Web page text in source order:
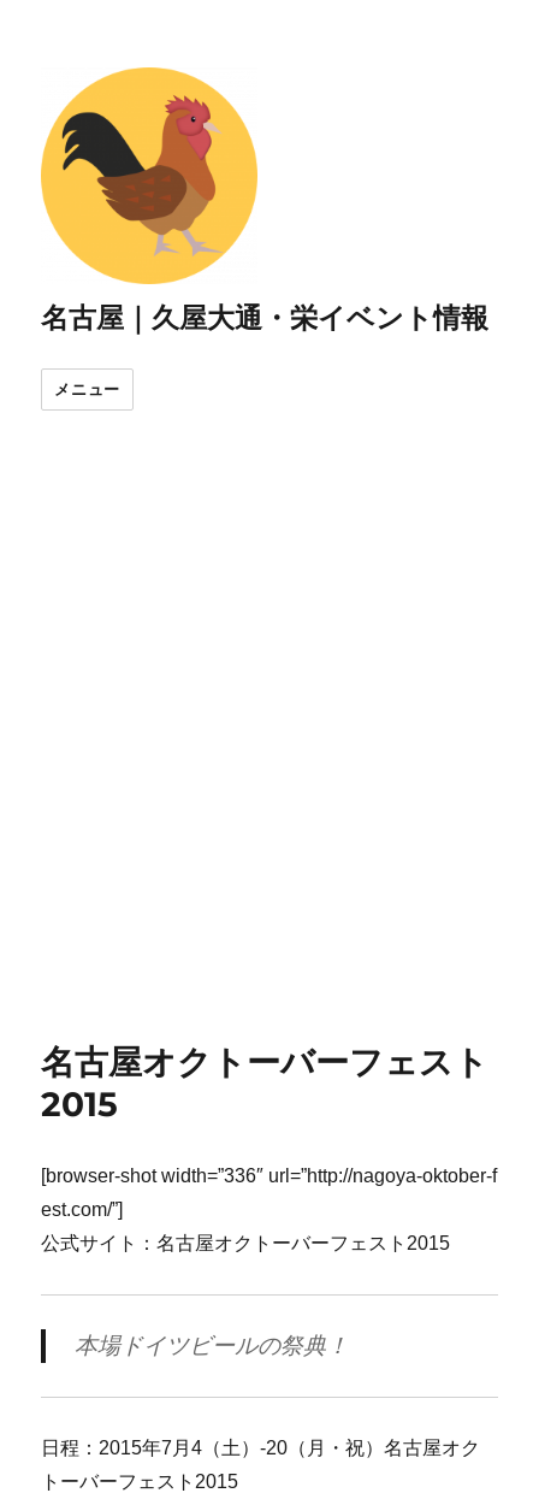
名古屋｜久屋大通・栄イベント情報
メニュー
名古屋オクトーバーフェスト
2015
[browser-shot width=”336″ url=”http://nagoya-oktober-f
est.com/”]
公式サイト：名古屋オクトーバーフェスト2015
本場ドイツビールの祭典！
日程：2015年7月4（土）-20（月・祝）名古屋オク
トーバーフェスト2015